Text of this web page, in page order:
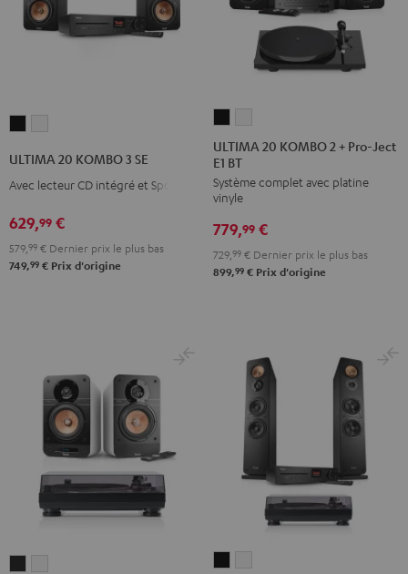
KOMBO
3
Noir
KOMBO
3
Blanc
ULTIMA 20 KOMBO 3 SE
Avec lecteur CD intégré et Spotify
629,99 €
579, 99 € Dernier prix le plus bas
749,99 € Prix d'origine
20
KOMBO
2
+
Pro-
Ject
E1
20
2
Pro-
Ject
E1
ULTIMA 20 KOMBO 2 + Pro-Ject
E1 BT
Système complet avec platine
vinyle
779,99 €
729, 99 € Dernier prix le plus bas
899,99 € Prix d'origine